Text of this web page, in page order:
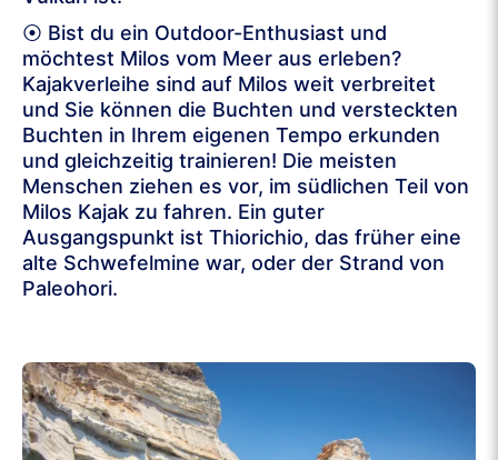
⦿ Bist du ein Outdoor-Enthusiast und
möchtest Milos vom Meer aus erleben?
Kajakverleihe sind auf Milos weit verbreitet
und Sie können die Buchten und versteckten
Buchten in Ihrem eigenen Tempo erkunden
und gleichzeitig trainieren! Die meisten
Menschen ziehen es vor, im südlichen Teil von
Milos Kajak zu fahren. Ein guter
Ausgangspunkt ist Thiorichio, das früher eine
alte Schwefelmine war, oder der Strand von
Paleohori.